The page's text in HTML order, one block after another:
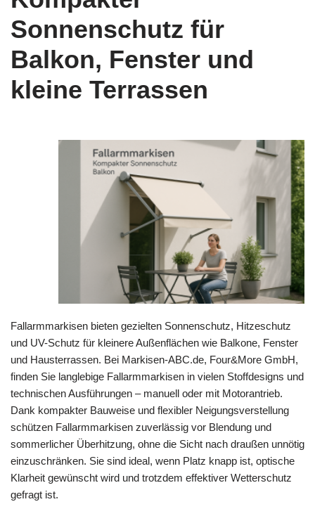
Sonnenschutz für
Balkon, Fenster und
kleine Terrassen
Fallarmmarkisen bieten gezielten Sonnenschutz, Hitzeschutz
und UV-Schutz für kleinere Außenflächen wie Balkone, Fenster
und Hausterrassen. Bei Markisen-ABC.de, Four&More GmbH,
finden Sie langlebige Fallarmmarkisen in vielen Stoffdesigns und
technischen Ausführungen – manuell oder mit Motorantrieb.
Dank kompakter Bauweise und flexibler Neigungsverstellung
schützen Fallarmmarkisen zuverlässig vor Blendung und
sommerlicher Überhitzung, ohne die Sicht nach draußen unnötig
einzuschränken. Sie sind ideal, wenn Platz knapp ist, optische
Klarheit gewünscht wird und trotzdem effektiver Wetterschutz
gefragt ist.